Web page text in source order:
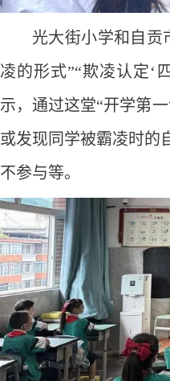
光大街小学和自贡
凌的形式”“欺凌认定‘
示，通过这堂“开学第
或发现同学被霸凌时的
不参与等。